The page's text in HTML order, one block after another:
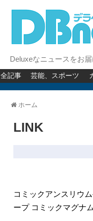
Deluxeなニュースをお
全記事 芸能、スポーツ
ホーム
LINK
コミックアンスリウ
ープ コミックマグナム